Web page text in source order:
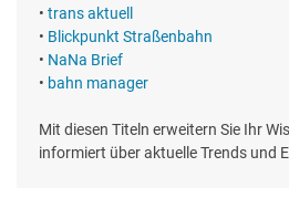
• trans aktuell
• Blickpunkt Straßenbahn
• NaNa Brief
• bahn manager
Mit diesen Titeln erweitern Sie Ihr
informiert über aktuelle Trends und